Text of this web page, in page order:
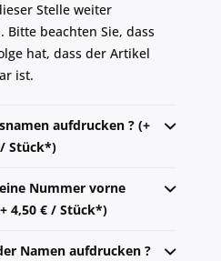
Stelle weiter
beachten Sie, dass
hat, dass der Artikel
ist.
aufdrucken ? (+
Stück*)
Nummer vorne
4,50 € / Stück*)
Namen aufdrucken ?